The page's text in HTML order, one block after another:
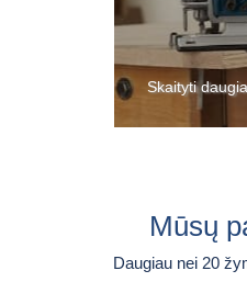
Skaityti
Mūsų
Daugiau nei 20